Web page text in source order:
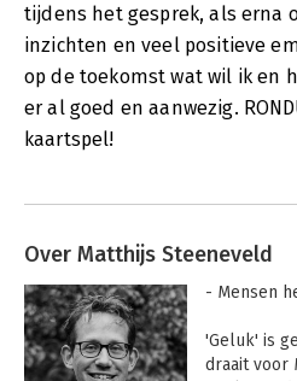
tijdens het gesprek, als erna
inzichten en veel positieve
op de toekomst wat wil ik en
er al goed en aanwezig.
kaartspel!
Over Matthijs Steeneveld
- Mensen
'Geluk' is
draait voor